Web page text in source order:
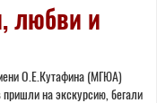
любви и
О.Е.Кутафина (МГЮА)
на экскурсию, бегали